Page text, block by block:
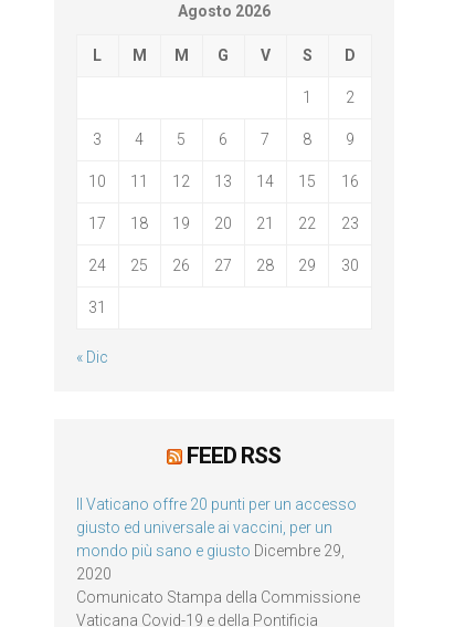
Agosto 2026
L M M G V S D
1 2
3 4 5 6 7 8 9
10 11 12 13 14 15 16
17 18 19 20 21 22 23
24 25 26 27 28 29 30
31
« Dic
FEED RSS
Il Vaticano offre 20 punti per un accesso
giusto ed universale ai vaccini, per un
mondo più sano e giusto Dicembre 29,
2020
Comunicato Stampa della Commissione
Vaticana Covid-19 e della Pontificia